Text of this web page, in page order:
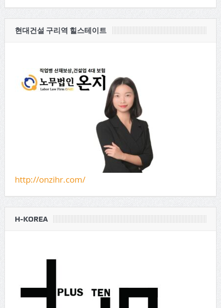
현대건설 구리역 힐스테이트
http://onzihr.com/
H-KOREA